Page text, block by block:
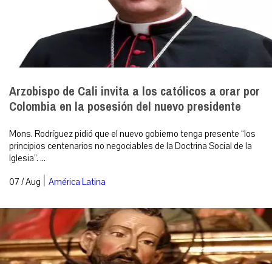
Arzobispo de Cali invita a los católicos a orar por
Colombia en la posesión del nuevo presidente
Mons. Rodríguez pidió que el nuevo gobierno tenga presente “los
principios centenarios no negociables de la Doctrina Social de la
Iglesia”. ...
07 / Aug | América Latina